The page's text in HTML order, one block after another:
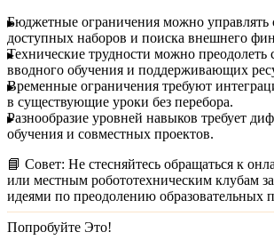
Бюджетные ограничения можно
доступных наборов и поиска внешнего
Технические трудности можно
вводного обучения и поддерживающих
Временные ограничения требуют
в существующие уроки без перебора.
Разнообразие уровней навыков требует
обучения и совместных проектов.
📘 Совет: Не стесняйтесь обращаться к
или местным робототехническим клубам
идеями по преодолению образовательных
Попробуйте Это!